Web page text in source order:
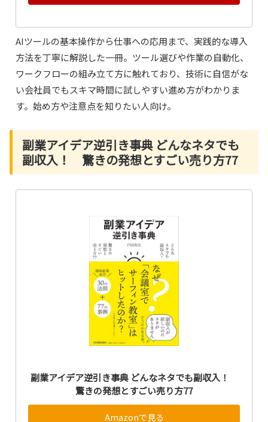
AIツールの基本操作から仕事への応用まで、実践的な導入
方法を丁寧に解説した一冊。ツール選びや作業の自動化、
ワークフローの組み立て方に触れており、技術に自信がな
い会社員でもスキマ時間に試しやすい進め方がわかりま
す。始め方や注意点を知りたい人向け。
副業アイデア逆引き事典 どんなネタでも
副収入！ 驚きの発想とすごい売り方77
副業アイデア逆引き事典 どんなネタでも副収入！
驚きの発想とすごい売り方77
Amazonで見る